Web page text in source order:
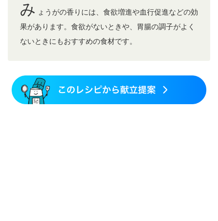
み ょうがの香りには、食欲増進や血行促進などの効
果があります。食欲がないときや、胃腸の調子がよく
ないときにもおすすめの食材です。